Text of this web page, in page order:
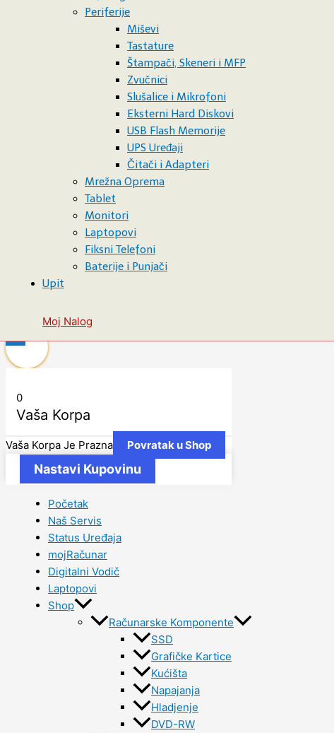
Periferije
Miševi
Tastature
Štampači, Skeneri i MFP
Zvučnici
Slušalice i Mikrofoni
Eksterni Hard Diskovi
USB Flash Memorije
UPS Uređaji
Čitači i Adapteri
Mrežna Oprema
Tablet
Monitori
Laptopovi
Fiksni Telefoni
Baterije i Punjači
Upit
Moj Nalog
Isporuka Proizvoda
Politika Privatnosti
Uslovi Korišćenja
Copyright © 2026 MKračunari | Powered by MKračunari
0
Vaša Korpa
Vaša Korpa Je Prazna Povratak u Shop
Nastavi Kupovinu
Početak
Naš Servis
Status Uređaja
mojRačunar
Digitalni Vodič
Laptopovi
Shop
Računarske Komponente
SSD
Grafičke Kartice
Kućišta
Napajanja
Hladjenje
DVD-RW